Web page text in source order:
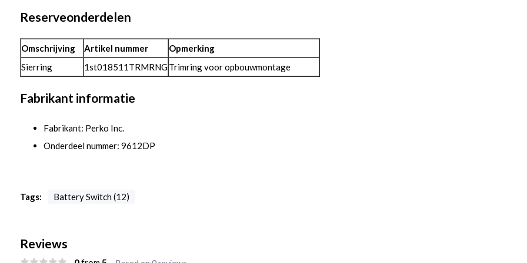
Reserveonderdelen
Omschrijving Artikel nummer
Opmerking
Sierring
1st018511TRMRNGTrimring voor opbouwmontage
Fabrikant informatie
Fabrikant: Perko Inc.
Onderdeel nummer: 9612DP
Tags: Battery Switch (12)
Reviews